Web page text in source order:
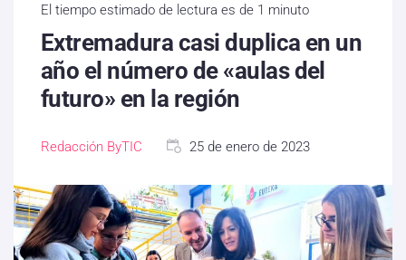
El tiempo estimado de lectura es de 1 minuto
Extremadura casi duplica en un
año el número de «aulas del
futuro» en la región
Redacción ByTIC 25 de enero de 2023